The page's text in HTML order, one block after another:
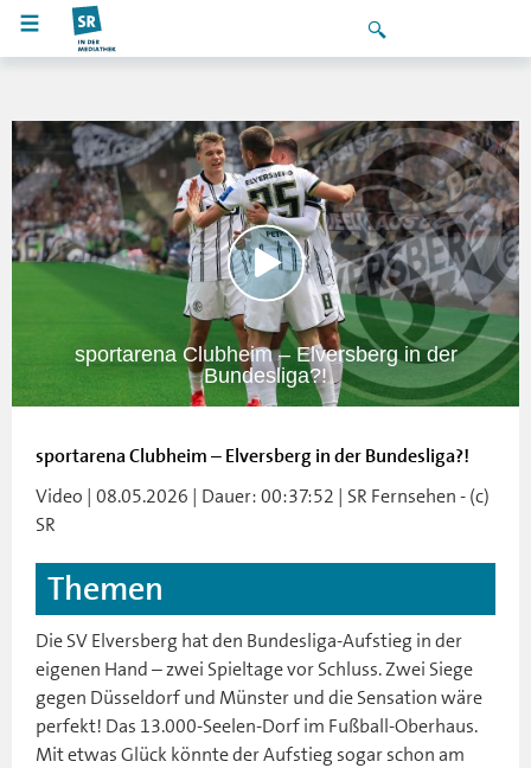
sportarena Clubheim – Elversberg in der
Bundesliga?!
sportarena Clubheim – Elversberg in der Bundesliga?!
Video | 08.05.2026 | Dauer: 00:37:52 | SR Fernsehen - (c)
SR
Themen
Die SV Elversberg hat den Bundesliga-Aufstieg in der
eigenen Hand – zwei Spieltage vor Schluss. Zwei Siege
gegen Düsseldorf und Münster und die Sensation wäre
perfekt! Das 13.000-Seelen-Dorf im Fußball-Oberhaus.
Mit etwas Glück könnte der Aufstieg sogar schon am